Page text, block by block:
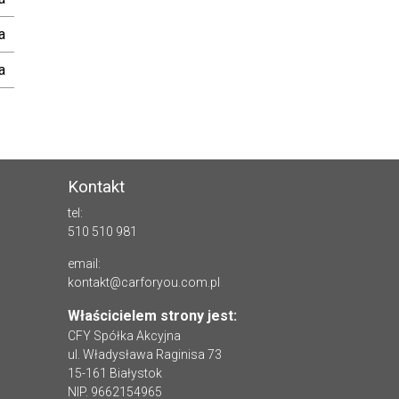
Kontakt
tel:
510 510 981
email:
kontakt@carforyou.com.pl
Właścicielem strony jest:
CFY Spółka Akcyjna
ul. Władysława Raginisa 73
15-161 Białystok
NIP. 9662154965